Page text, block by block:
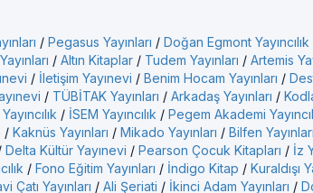
/ Pegasus Yayınları / Doğan Egmont Yayıncılık
/ Altın Kitaplar / Tudem Yayınları / Artemis
/ İletişim Yayınevi / Benim Hocam Yayınları /
/ TÜBİTAK Yayınları / Arkadaş Yayınları /
/ İSEM Yayıncılık / Pegem Akademi
/ Kaknüs Yayınları / Mikado Yayınları / Bilfen Yayınları
Delta Kültür Yayınevi / Pearson Çocuk Kitapları / İz
/ Fono Eğitim Yayınları / İndigo Kitap / Kuraldışı
Çatı Yayınları / Ali Şeriati / İkinci Adam Yayınları /